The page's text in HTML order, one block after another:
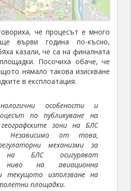
че процесът е много
върви година по-късно,
казали, че са на финалната
Посочиха обаче, че
нямало такова изискване
в експлоатация.
особености и
по публикуване на
зони на БЛС
Независимо от това,
механизми за
на БЛС осигуряват
ниво на авиационна
текущото използване на
площадки.